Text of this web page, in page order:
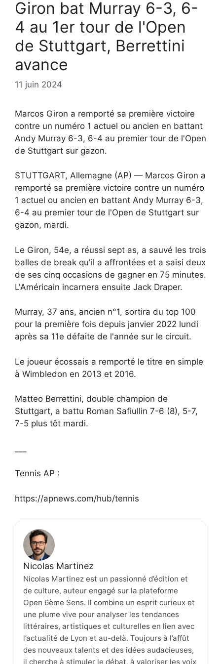
Giron bat Murray 6-3, 6-
4 au 1er tour de l'Open
de Stuttgart, Berrettini
avance
11 juin 2024
Marcos Giron a remporté sa première victoire
contre un numéro 1 actuel ou ancien en battant
Andy Murray 6-3, 6-4 au premier tour de l'Open
de Stuttgart sur gazon.
STUTTGART, Allemagne (AP) — Marcos Giron a
remporté sa première victoire contre un numéro
1 actuel ou ancien en battant Andy Murray 6-3,
6-4 au premier tour de l'Open de Stuttgart sur
gazon, mardi.
Le Giron, 54e, a réussi sept as, a sauvé les trois
balles de break qu'il a affrontées et a saisi deux
de ses cinq occasions de gagner en 75 minutes.
L'Américain incarnera ensuite Jack Draper.
Murray, 37 ans, ancien n°1, sortira du top 100
pour la première fois depuis janvier 2022 lundi
après sa 11e défaite de l'année sur le circuit.
Le joueur écossais a remporté le titre en simple
à Wimbledon en 2013 et 2016.
Matteo Berrettini, double champion de
Stuttgart, a battu Roman Safiullin 7-6 (8), 5-7,
7-5 plus tôt mardi.
Tennis AP :
https://apnews.com/hub/tennis
Nicolas Martinez
Nicolas Martinez est un passionné d’édition et
de culture, auteur engagé sur la plateforme
Open 6ème Sens. Il combine un esprit curieux et
une plume vive pour analyser les tendances
littéraires, artistiques et culturelles en lien avec
l’actualité de Lyon et au-delà. Toujours à l’affût
des nouveaux talents et des idées audacieuses,
il cherche à stimuler le débat, à valoriser les voix